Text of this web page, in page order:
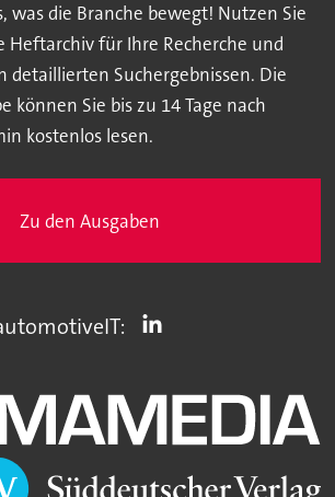
was die Branche bewegt! Nutzen Sie
Heftarchiv für Ihre Recherche und
detaillierten Suchergebnissen. Die
können Sie bis zu 14 Tage nach
kostenlos lesen.
Zu den Ausgaben